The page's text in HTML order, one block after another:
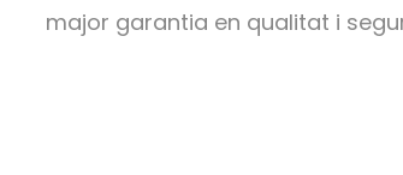
major garantia en qualitat i